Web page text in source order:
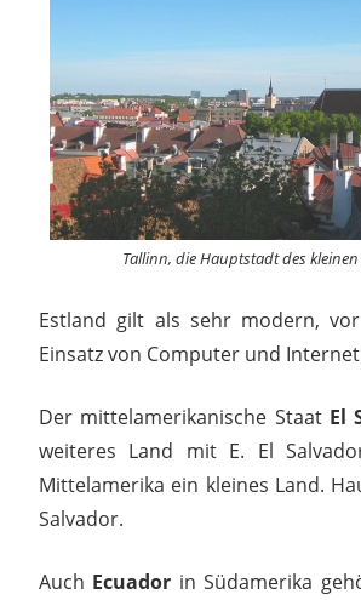
Tallinn, die Hauptstadt des
Estland gilt als sehr modern,
Einsatz von Computer und
Der mittelamerikanische Staat El
weiteres Land mit E. El
Mittelamerika ein kleines Land.
Salvador.
Auch Ecuador in Südamerika